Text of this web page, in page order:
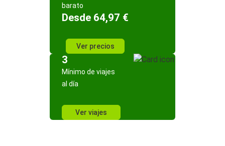
barato
Desde 64,97 €
Ver precios
3
Mínimo de viajes
al día
Ver viajes